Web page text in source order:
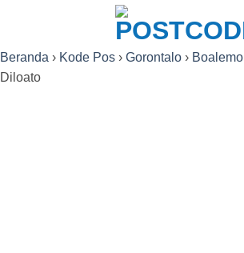
content
Beranda › Kode Pos › Gorontalo › Boalemo
Diloato